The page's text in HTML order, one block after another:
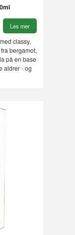
Les mer
classy,
bergamot,
på en base
aldrer - og